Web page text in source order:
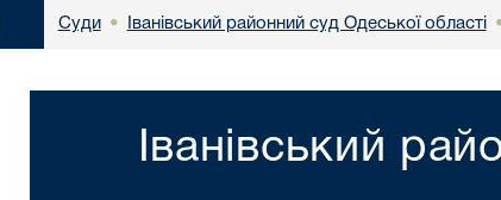
Суди • Іванівський районний суд Одеської області
Іванівський